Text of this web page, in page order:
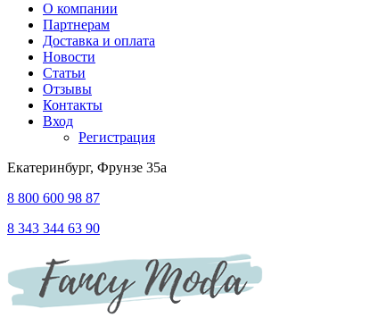
О компании
Партнерам
Доставка и оплата
Новости
Статьи
Отзывы
Контакты
Вход
Регистрация
Екатеринбург, Фрунзе 35а
8 800 600 98 87
8 343 344 63 90